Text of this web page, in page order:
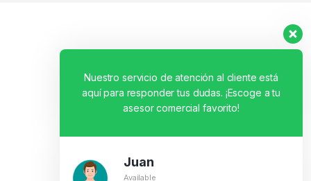
Nuestro servicio de atención al cliente está
aquí para responder tus dudas. ¡Escoge a tu
asesor comercial favorito!
Juan
Available